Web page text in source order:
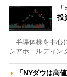
投
半導体株を中心
シアホールディン
「NYダウは高